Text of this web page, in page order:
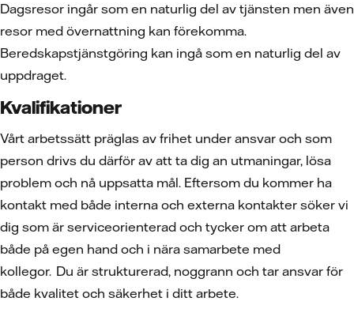
Dagsresor ingår som en naturlig del av tjänsten men även
resor med övernattning kan förekomma.
Beredskapstjänstgöring kan ingå som en naturlig del av
uppdraget.
Kvalifikationer
Vårt arbetssätt präglas av frihet under ansvar och som
person drivs du därför av att ta dig an utmaningar, lösa
problem och nå uppsatta mål. Eftersom du kommer ha
kontakt med både interna och externa kontakter söker vi
dig som är serviceorienterad och tycker om att arbeta
både på egen hand och i nära samarbete med
kollegor. Du är strukturerad, noggrann och tar ansvar för
både kvalitet och säkerhet i ditt arbete.